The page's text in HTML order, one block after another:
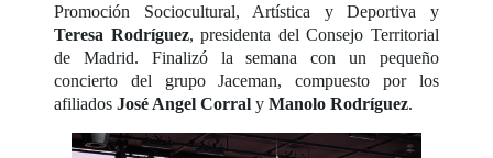
Promoción Sociocultural, Artística y Deportiva y
Teresa Rodríguez, presidenta del Consejo Territorial
de Madrid. Finalizó la semana con un pequeño
concierto del grupo Jaceman, compuesto por los
afiliadosJosé Angel Corral yManolo Rodríguez.